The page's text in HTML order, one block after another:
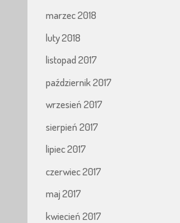
marzec 2018
luty 2018
listopad 2017
październik 2017
wrzesień 2017
sierpień 2017
lipiec 2017
czerwiec 2017
maj 2017
kwiecień 2017